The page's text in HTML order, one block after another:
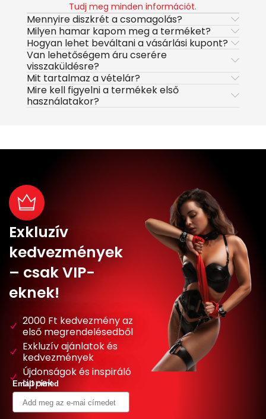
Tudj meg minden információt.
Mennyire diszkrét a csomagolás?
Milyen hamar kapom meg a terméket?
Hogyan lehet beváltani a vásárlási kupont?
Van lehetőségem áru cserére
visszaküldésre?
Mit tartalmaz a vételár?
Mire kell figyelni a termékek első
használatakor?
Exkluzív
kedvezmények
– csak VIP-
eknek!
2000 Ft kedvezmény az
első megrendelésedből
Exkluzív ajánlatok és
kedvezmények
Újdonságok és inspiráló
tippek
Email címed